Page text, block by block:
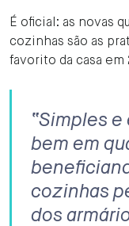
É oficial: as novas
cozinhas são as
favorito da casa em
“Simples
bem em
cozinhas
dos